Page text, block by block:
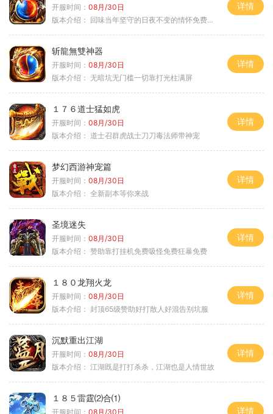
开服时间： 08月/30日
版本介绍： 回味当年坚守的日夜不变的情怀免费绿色
详情
斩龍無雙神器
开服时间： 08月/30日
版本介绍： 无暗坑无门槛一切靠打光柱满屏
详情
１７６道士猛如虎
开服时间： 08月/30日
版本介绍： 道士召群虎战士刀刀毒法师带神宠
详情
梦幻西游神宠篇
开服时间： 08月/30日
版本介绍： 全新副本等你来战
详情
圣境迷失
开服时间： 08月/30日
版本介绍： 赞助靠打挂机免费吸怪免费狂暴免费
详情
１８０龙翔火龙
开服时间： 08月/30日
版本介绍： 封顶65级赞助好打散人好混告别坑服
详情
沉默重出江湖
开服时间： 08月/30日
版本介绍： 江湖既是打打杀杀，江湖也是人情世故
详情
１８５雷霆⑵合⑴
开服时间： 08月/30日 详情